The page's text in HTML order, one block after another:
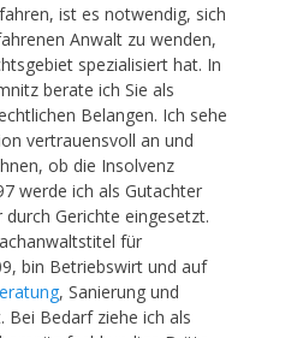
ist es notwendig, sich
Anwalt zu wenden,
spezialisiert hat. In
berate ich Sie als
Belangen. Ich sehe
vertrauensvoll an und
ob die Insolvenz
werde ich als Gutachter
Gerichte eingesetzt.
für
bin Betriebswirt und auf
, Sanierung und
Bei Bedarf ziehe ich als